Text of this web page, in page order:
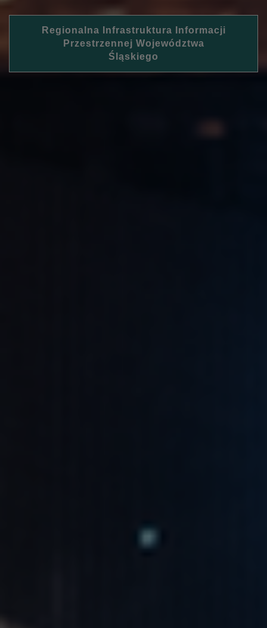
Regionalna Infrastruktura Informacji
Przestrzennej Województwa
Śląskiego